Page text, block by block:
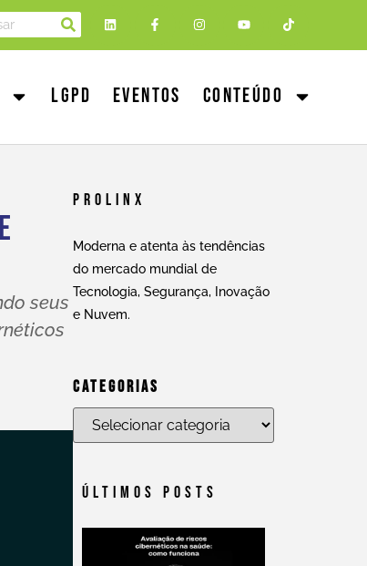
LGPD Eventos Conteúdo
seus
Prolinx
Moderna e atenta às tendências
do mercado mundial de
Tecnologia, Segurança, Inovação
e Nuvem.
Categorias
Últimos Posts